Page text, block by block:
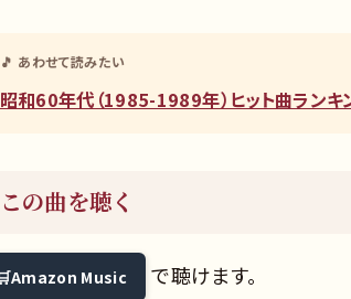
🎵 あわせて読みたい
昭和60年代（1985-1989年）ヒット曲ラン
この曲を聴く
Amazon Music で聴けます。